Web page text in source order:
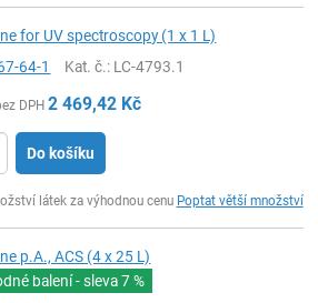
for UV spectroscopy (1 x 1 L)
64-1 Kat. č.: LC-4793.1
DPH 2 469,42 Kč
Do košíku
látek za výhodnou cenu Poptat větší množství
p.A., ACS (4 x 25 L)
balení - sleva7 %